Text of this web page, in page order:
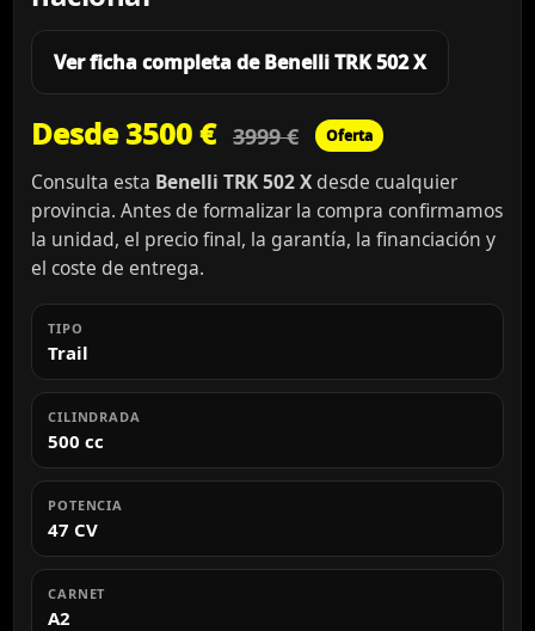
Ver ficha completa de Benelli TRK 502 X
Desde 3500 € 3999 € Oferta
Consulta esta Benelli TRK 502 X desde cualquier
provincia. Antes de formalizar la compra confirmamos
la unidad, el precio final, la garantía, la financiación y
el coste de entrega.
TIPO
Trail
CILINDRADA
500 cc
POTENCIA
47 CV
CARNET
A2